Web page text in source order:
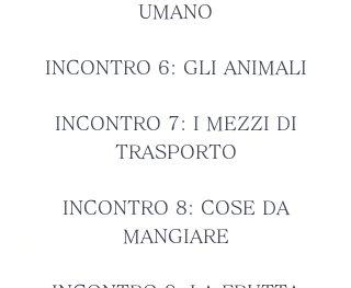
UMANO
INCONTRO 6: GLI ANIMALI
INCONTRO 7: I MEZZI DI
TRASPORTO
INCONTRO 8: COSE DA
MANGIARE